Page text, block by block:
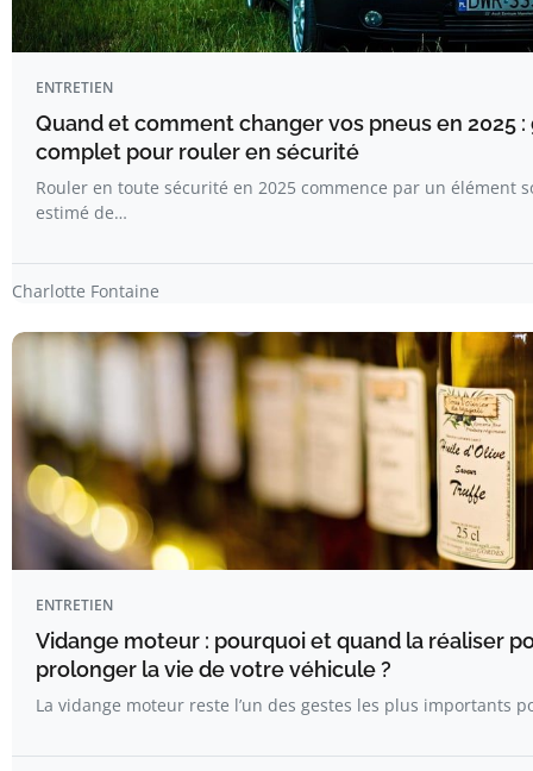
ENTRETIEN
Quand et comment changer vos pneus en 2025 :
complet pour rouler en sécurité
Rouler en toute sécurité en 2025 commence par un élément
estimé de…
Charlotte Fontaine
ENTRETIEN
Vidange moteur : pourquoi et quand la réaliser
prolonger la vie de votre véhicule ?
La vidange moteur reste l’un des gestes les plus importants